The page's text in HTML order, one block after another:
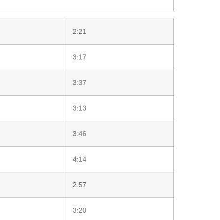
2:21
3:17
3:37
3:13
3:46
4:14
2:57
3:20